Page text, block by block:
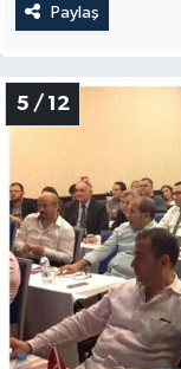
Paylaş
5 / 12